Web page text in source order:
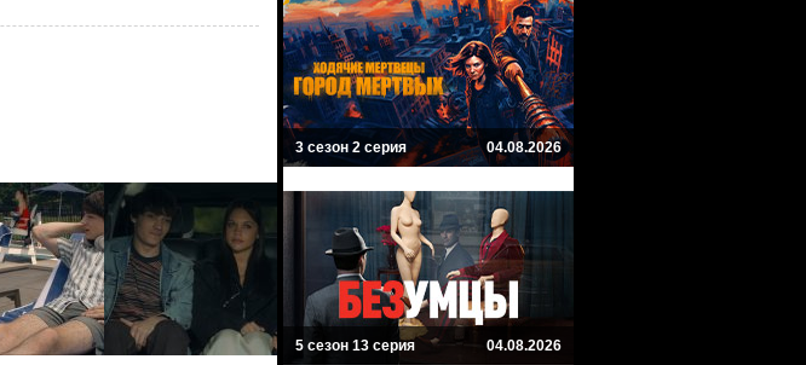
3 сезон 2 серия 04.08.2026
5 сезон 13 серия 04.08.2026